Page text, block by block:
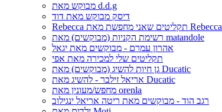
מבוקש מאת d.d.g
דיסק מבוקש מאת דוד
Rebecca תקליטים שאני מחפשת מאת Rebecca
רשימת הקניות (מבוקשים) מאת matandole
אהרון עמרם - מבוקשים מאת יגאל
תקליטים שלי למכירה מאת אפי
גן חיות להשיג (מבוקשים) מאת Ducatic
אריאל זילבר - להשיג מאת Ducatic
מחפש/מעונין מאת orenla
רגב הוד - מבוקשים מאת ריטה אריאל ינגילוב